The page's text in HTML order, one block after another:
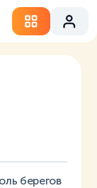
берегов